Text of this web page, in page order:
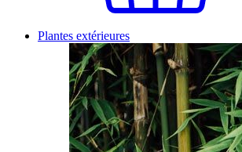
Plantes extérieures